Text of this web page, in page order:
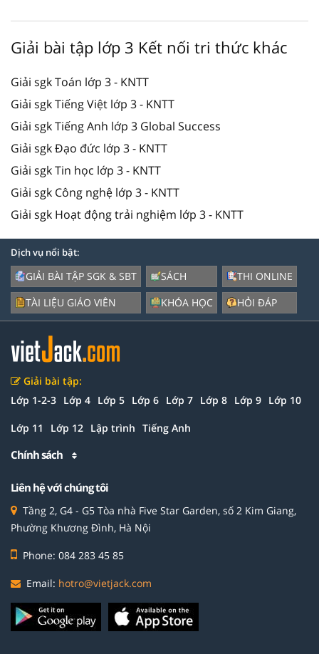
Giải bài tập lớp 3 Kết nối tri thức khác
Giải sgk Toán lớp 3 - KNTT
Giải sgk Tiếng Việt lớp 3 - KNTT
Giải sgk Tiếng Anh lớp 3 Global Success
Giải sgk Đạo đức lớp 3 - KNTT
Giải sgk Tin học lớp 3 - KNTT
Giải sgk Công nghệ lớp 3 - KNTT
Giải sgk Hoạt động trải nghiệm lớp 3 - KNTT
Dịch vụ nổi bật:
GIẢI BÀI TẬP SGK & SBT
TÀI LIỆU GIÁO VIÊN
SÁCH
KHÓA HỌC
THI ONLINE
HỎI ĐÁP
Giải bài tập:
Lớp 1-2-3 Lớp 4 Lớp 5 Lớp 6 Lớp 7 Lớp 8 Lớp 9 Lớp 10
Lớp 11 Lớp 12 Lập trình Tiếng Anh
Chính sách
Liên hệ với chúng tôi
Tầng 2, G4 - G5 Tòa nhà Five Star Garden, số 2 Kim Giang,
Phường Khương Đình, Hà Nội
Phone: 084 283 45 85
Email: hotro@vietjack.com